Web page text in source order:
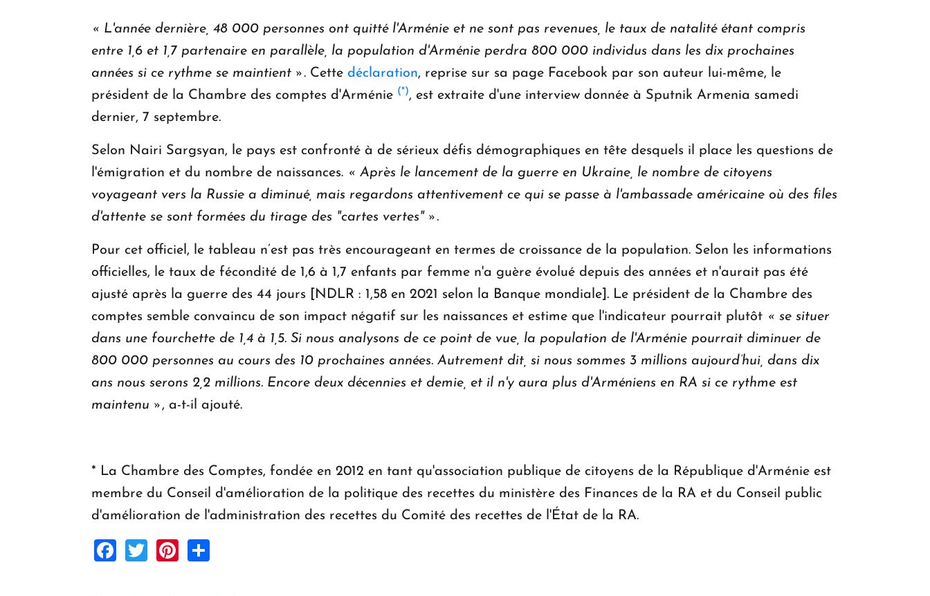
« L'année dernière, 48 000 personnes ont quitté l'Arménie et ne sont pas revenues, le taux de natalité étant compris
entre 1,6 et 1,7 partenaire en parallèle, la population d'Arménie perdra 800 000 individus dans les dix prochaines
années si ce rythme se maintient ». Cette déclaration, reprise sur sa page Facebook par son auteur lui-même, le
président de la Chambre des comptes d'Arménie (*), est extraite d'une interview donnée à Sputnik Armenia samedi
dernier, 7 septembre.
Selon Nairi Sargsyan, le pays est confronté à de sérieux défis démographiques en tête desquels il place les questions de
l'émigration et du nombre de naissances. « Après le lancement de la guerre en Ukraine, le nombre de citoyens
voyageant vers la Russie a diminué, mais regardons attentivement ce qui se passe à l'ambassade américaine où des files
d'attente se sont formées du tirage des "cartes vertes" ».
Pour cet officiel, le tableau n’est pas très encourageant en termes de croissance de la population. Selon les informations
officielles, le taux de fécondité de 1,6 à 1,7 enfants par femme n'a guère évolué depuis des années et n'aurait pas été
ajusté après la guerre des 44 jours [NDLR : 1,58 en 2021 selon la Banque mondiale]. Le président de la Chambre des
comptes semble convaincu de son impact négatif sur les naissances et estime que l'indicateur pourrait plutôt « se situer
dans une fourchette de 1,4 à 1,5. Si nous analysons de ce point de vue, la population de l'Arménie pourrait diminuer de
800 000 personnes au cours des 10 prochaines années. Autrement dit, si nous sommes 3 millions aujourd’hui, dans dix
ans nous serons 2,2 millions. Encore deux décennies et demie, et il n'y aura plus d'Arméniens en RA si ce rythme est
maintenu », a-t-il ajouté.
* La Chambre des Comptes, fondée en 2012 en tant qu'association publique de citoyens de la République d'Arménie est
membre du Conseil d'amélioration de la politique des recettes du ministère des Finances de la RA et du Conseil public
d'amélioration de l'administration des recettes du Comité des recettes de l'État de la RA.
Facebook
TwitterPinterest